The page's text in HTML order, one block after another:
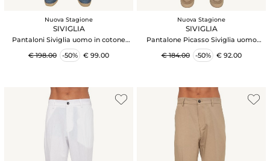
Nuova Stagione
SIVIGLIA
Pantaloni Siviglia uomo in cotone
grigio ghiaccio
€ 198.00
-50% € 99.00
Nuova Stagione
SIVIGLIA
Pantalone Picasso Siviglia uomo
misto viscosa e lino verde
€ 184.00
-50% € 92.00